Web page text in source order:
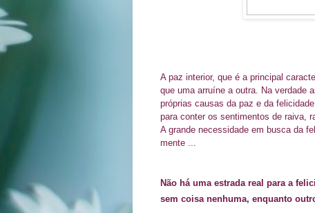
A paz interior, que é a principal
que uma arruíne a outra. Na verdade
próprias causas da paz e da
para conter os sentimentos de raiva,
A grande necessidade em busca da
mente ...
Não há uma estrada real para a
sem coisa nenhuma, enquanto